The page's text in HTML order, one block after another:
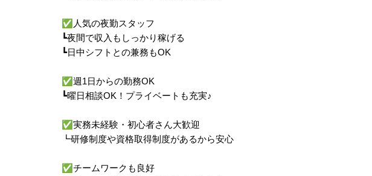
✅ 人気の夜勤スタッフ
┗夜間で収入もしっかり稼げる
┗日中シフトとの兼務もOK
✅週1日からの勤務OK
┗曜日相談OK！プライベートも充実♪
✅実務未経験・初心者さん大歓迎
┗研修制度や資格取得制度があるから安心
✅チームワークも良好